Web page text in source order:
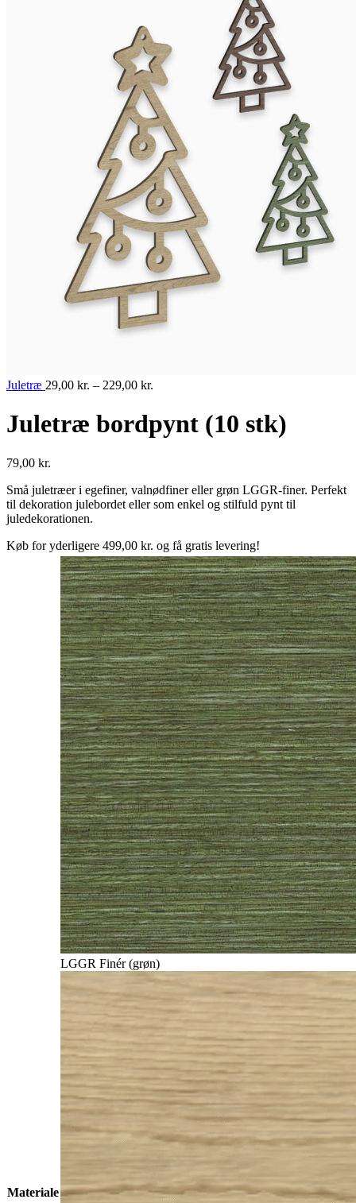
Juletræ 29,00 kr. – 229,00 kr.
Juletræ bordpynt (10 stk)
79,00 kr.
Små juletræer i egefiner, valnødfiner eller grøn LGGR-finer. Perfekt
til dekoration julebordet eller som enkel og stilfuld pynt til
juledekorationen.
Køb for yderligere 499,00 kr. og få gratis levering!
Materiale
LGGR Finér (grøn)